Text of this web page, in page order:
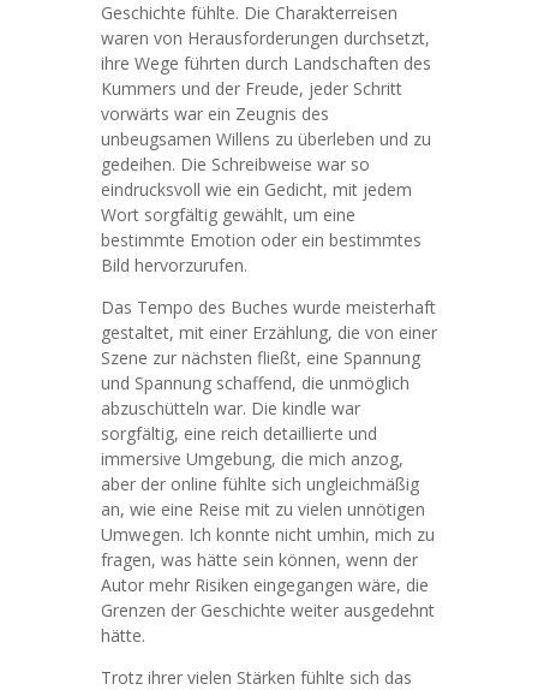
Geschichte fühlte. Die Charakterreisen
waren von Herausforderungen durchsetzt,
ihre Wege führten durch Landschaften des
Kummers und der Freude, jeder Schritt
vorwärts war ein Zeugnis des
unbeugsamen Willens zu überleben und zu
gedeihen. Die Schreibweise war so
eindrucksvoll wie ein Gedicht, mit jedem
Wort sorgfältig gewählt, um eine
bestimmte Emotion oder ein bestimmtes
Bild hervorzurufen.
Das Tempo des Buches wurde meisterhaft
gestaltet, mit einer Erzählung, die von einer
Szene zur nächsten fließt, eine Spannung
und Spannung schaffend, die unmöglich
abzuschütteln war. Die kindle war
sorgfältig, eine reich detaillierte und
immersive Umgebung, die mich anzog,
aber der online fühlte sich ungleichmäßig
an, wie eine Reise mit zu vielen unnötigen
Umwegen. Ich konnte nicht umhin, mich zu
fragen, was hätte sein können, wenn der
Autor mehr Risiken eingegangen wäre, die
Grenzen der Geschichte weiter ausgedehnt
hätte.
Trotz ihrer vielen Stärken fühlte sich das